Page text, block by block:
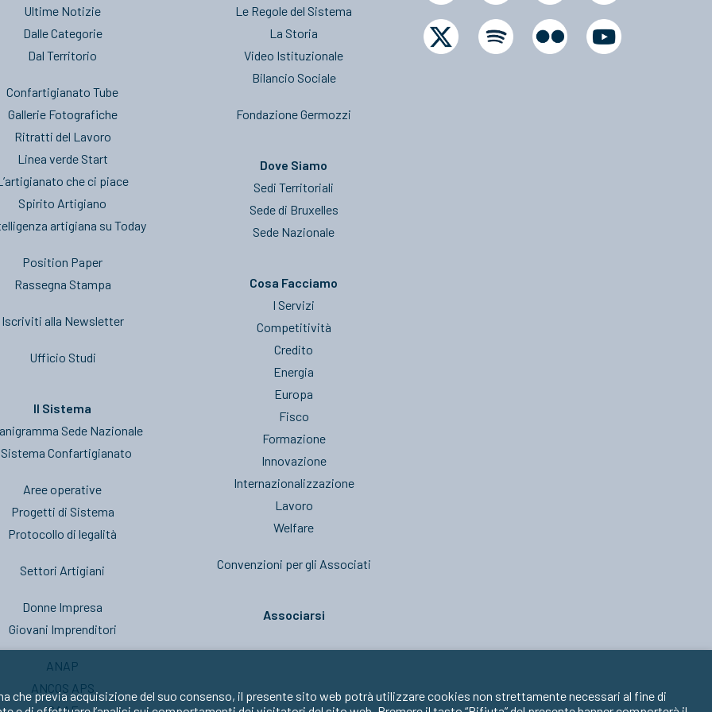
Ultime Notizie
Dalle Categorie
Dal Territorio
Confartigianato Tube
Gallerie Fotografiche
Ritratti del Lavoro
Linea verde Start
che ci piace
Spirito Artigiano
artigiana su Today
Position Paper
Rassegna Stampa
Iscriviti alla Newsletter
Ufficio Studi
Il Sistema
Sede Nazionale
Confartigianato
Aree operative
Progetti di Sistema
Protocollo di legalità
Settori Artigiani
Donne Impresa
Giovani Imprenditori
ANAP
ANCOS APS
Le Regole del Sistema
La Storia
Video Istituzionale
Bilancio Sociale
Fondazione Germozzi
Dove Siamo
Sedi Territoriali
Sede di Bruxelles
Sede Nazionale
Cosa Facciamo
I Servizi
Competitività
Credito
Energia
Europa
Fisco
Formazione
Innovazione
Internazionalizzazione
Lavoro
Welfare
Convenzioni per gli Associati
Associarsi
che previa acquisizione del suo consenso, il presente sito web potrà utilizzare cookies non strettamente necessari al fine di